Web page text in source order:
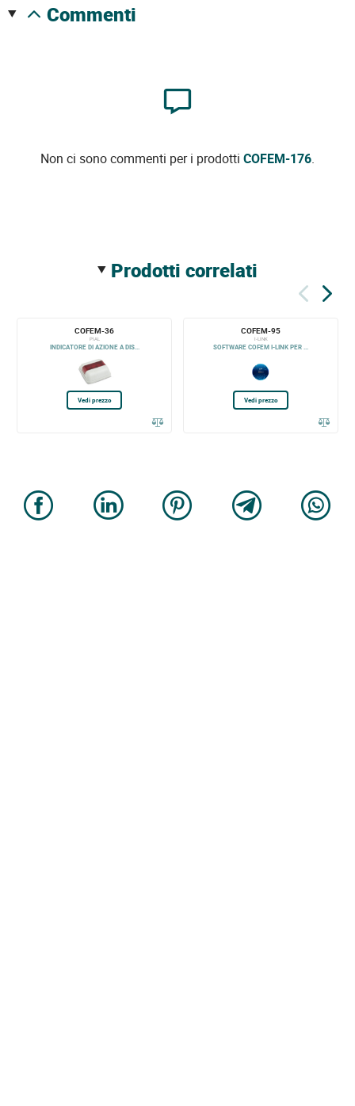
commenti
Non ci sono commenti per i prodotti COFEM-176.
prodotti correlati
COFEM-36
PIAL
INDICATORE DI AZIONE A DIS...
Vedi prezzo
COFEM-95
I-LINK
SOFTWARE COFEM I-LINK PER ...
Vedi prezzo